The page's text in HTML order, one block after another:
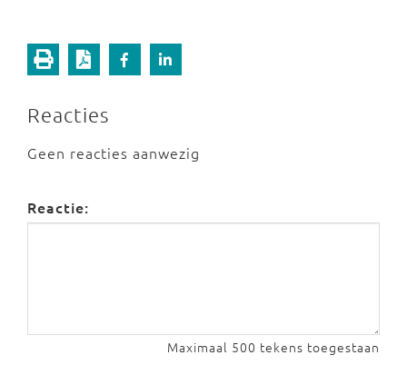
Reacties
Geen reacties aanwezig
Reactie:
Maximaal 500 tekens toegestaan